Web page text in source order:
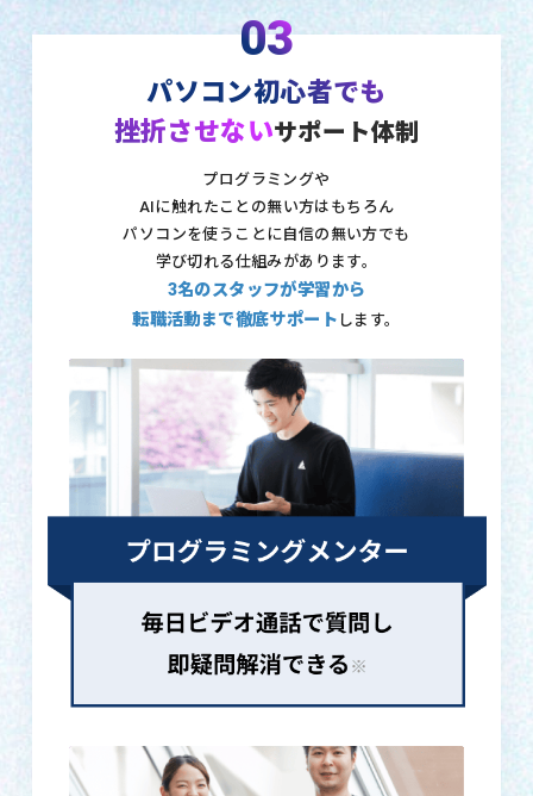
03
パソコン初心者でも
挫折させないサポート体制
プログラミングや
AIに触れたことの無い方はもちろん
パソコンを使うことに自信の無い方でも
学び切れる仕組みがあります。
3名のスタッフが学習から
転職活動まで徹底サポート します。